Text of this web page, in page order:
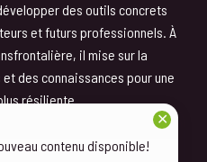
✕
contenu disponible!
des outils concrets
et futurs professionnels. À
il mise sur la
des connaissances pour une
résiliente.